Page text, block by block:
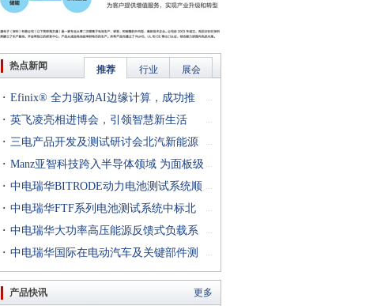
热点新闻 展会
行业
推荐
...
· Efinix® 全力驱动AI边缘计算，成功推
出Trion™ T20 FPGA样品, 同时将产品扩展
到二十万逻辑单元的T200 FPGA
...
· 英飞凌亮相进博会，引领智慧新生活
...
· 三电产品开发及测试研讨会北汽新能源
专场成功举行
...
· Manz亚智科技跨入半导体领域 为面板级
扇出型封装提供化学湿制程、涂布及激光应
用等生产设备解决方案
...
· 中电瑞华BITRODE动力电池测试系统顺
利交付北汽新能源
...
· 中电瑞华FTF系列电池测试系统中标北
京新能源汽车股份有限公司
...
· 中电瑞华大功率高压能源反馈式负载系
统成功交付中电熊猫
...
· 中电瑞华国际在电动汽车及关键部件测
评研讨会上演绎先进测评技术
产品快讯 更多